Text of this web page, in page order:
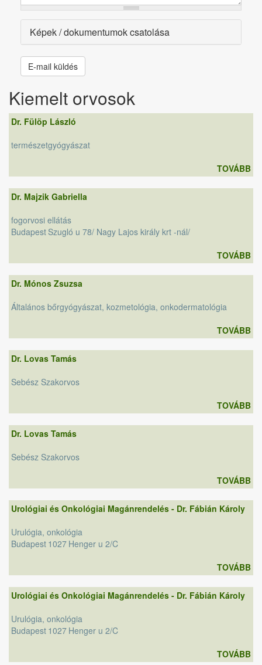
Megjelenítés
Képek / dokumentumok csatolása
E-mail küldés
Kiemelt orvosok
Dr. Fülöp László
természetgyógyászat
TOVÁBB
Dr. Majzik Gabriella
fogorvosi ellátás
Budapest Szugló u 78/ Nagy Lajos király krt -nál/
TOVÁBB
Dr. Mónos Zsuzsa
Általános bőrgyógyászat, kozmetológia, onkodermatológia
TOVÁBB
Dr. Lovas Tamás
Sebész Szakorvos
TOVÁBB
Dr. Lovas Tamás
Sebész Szakorvos
TOVÁBB
Urológiai és Onkológiai Magánrendelés - Dr. Fábián Károly
Urulógia, onkológia
Budapest 1027 Henger u 2/C
TOVÁBB
Urológiai és Onkológiai Magánrendelés - Dr. Fábián Károly
Urulógia, onkológia
Budapest 1027 Henger u 2/C
TOVÁBB